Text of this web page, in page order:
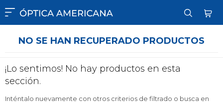

NO SE HAN RECUPERADO PRODUCTOS
¡Lo sentimos! No hay productos en esta
sección.
Inténtalo nuevamente con otros criterios de filtrado o busca en